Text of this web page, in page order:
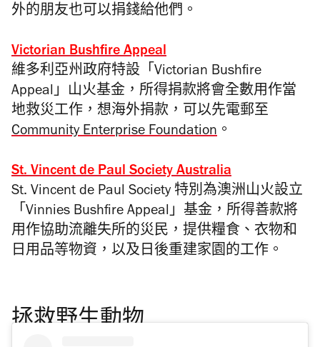
外的朋友也可以捐錢給他們。
Victorian Bushfire Appeal
維多利亞州政府特設「Victorian Bushfire
Appeal」山火基金，所得捐款將會全數用作當
地救災工作，想海外捐款，可以先電郵至
Community Enterprise Foundation 。
St. Vincent de Paul Society Australia
St. Vincent de Paul Society 特別為澳洲山火設立
「Vinnies Bushfire Appeal」基金，所得善款將
用作協助流離失所的災民，提供糧食、衣物和
日用品等物資，以及日後重建家園的工作。
拯救野生動物